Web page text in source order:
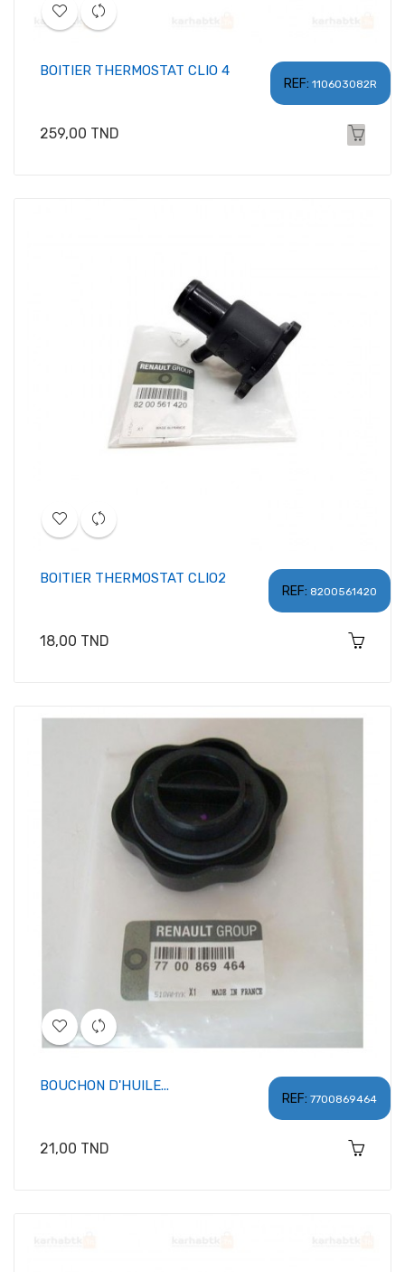
REF: 110603082R
BOITIER THERMOSTAT CLIO 4
Prix
259,00 TND
REF: 8200561420
BOITIER THERMOSTAT CLIO2
Prix
18,00 TND
REF: 7700869464
BOUCHON D'HUILE...
Prix
21,00 TND